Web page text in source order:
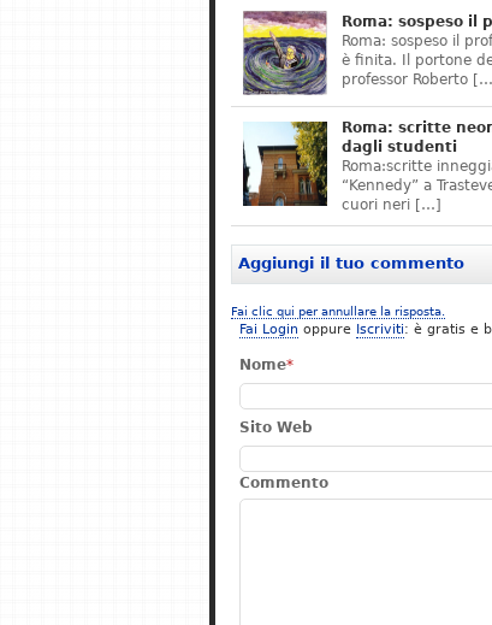
Roma: sospeso il
Roma: sospeso il
è finita. Il portone
professor Roberto
Roma: scritte
dagli studenti
Roma:scritte
“Kennedy” a
cuori neri […]
Aggiungi il tuo commento
Fai clic qui per annullare la risposta.
Fai Login oppure Iscriviti: è gratis e
Nome*
Sito Web
Commento